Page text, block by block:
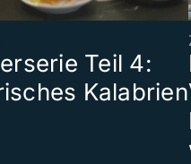
Teil 4:
Kalabrien